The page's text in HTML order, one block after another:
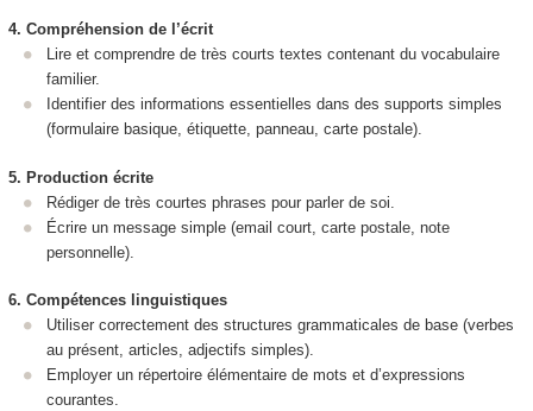
4. Compréhension de l’écrit
Lire et comprendre de très courts textes contenant du vocabulaire
familier.
Identifier des informations essentielles dans des supports simples
(formulaire basique, étiquette, panneau, carte postale).
5. Production écrite
Rédiger de très courtes phrases pour parler de soi.
Écrire un message simple (email court, carte postale, note
personnelle).
6. Compétences linguistiques
Utiliser correctement des structures grammaticales de base (verbes
au présent, articles, adjectifs simples).
Employer un répertoire élémentaire de mots et d’expressions
courantes.